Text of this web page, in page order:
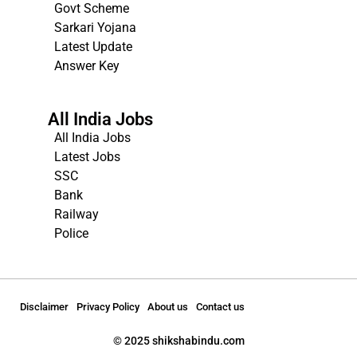
Govt Scheme
Sarkari Yojana
Latest Update
Answer Key
All India Jobs
All India Jobs
Latest Jobs
SSC
Bank
Railway
Police
Disclaimer Privacy Policy About us Contact us
© 2025 shikshabindu.com